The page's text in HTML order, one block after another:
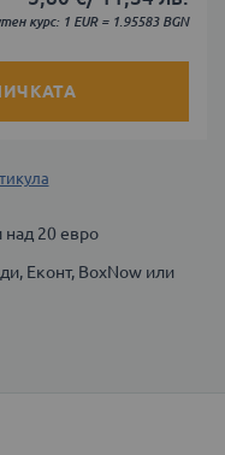
курс: 1 EUR = 1.95583 BGN
над 20 евро
Еконт, BoxNow или